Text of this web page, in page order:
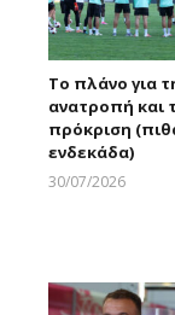
Το πλάνο για
ανατροπή και
πρόκριση
ενδεκάδα)
30/07/2026